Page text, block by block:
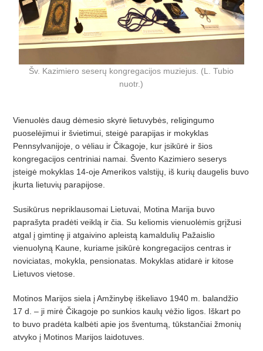
Šv. Kazimiero seserų kongregacijos muziejus. (L. Tubio
nuotr.)
Vienuolės daug dėmesio skyrė lietuvybės, religingumo
puoselėjimui ir švietimui, steigė parapijas ir mokyklas
Pennsylvanijoje, o vėliau ir Čikagoje, kur įsikūrė ir šios
kongregacijos centriniai namai. Švento Kazimiero seserys
įsteigė mokyklas 14-oje Amerikos valstijų, iš kurių daugelis buvo
įkurta lietuvių parapijose.
Susikūrus nepriklausomai Lietuvai, Motina Marija buvo
paprašyta pradėti veiklą ir čia. Su keliomis vienuolėmis grįžusi
atgal į gimtinę ji atgaivino apleistą kamaldulių Pažaislio
vienuolyną Kaune, kuriame įsikūrė kongregacijos centras ir
noviciatas, mokykla, pensionatas. Mokyklas atidarė ir kitose
Lietuvos vietose.
Motinos Marijos siela į Amžinybę iškeliavo 1940 m. balandžio
17 d. – ji mirė Čikagoje po sunkios kaulų vėžio ligos. Iškart po
to buvo pradėta kalbėti apie jos šventumą, tūkstančiai žmonių
atvyko į Motinos Marijos laidotuves.